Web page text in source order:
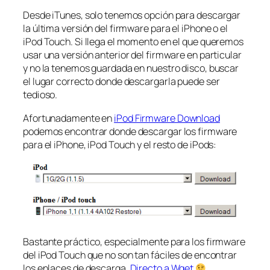
Desde iTunes, solo tenemos opción para descargar
la última versión del firmware para el iPhone o el
iPod Touch. Si llega el momento en el que queremos
usar una versión anterior del firmware en particular
y no la tenemos guardada en nuestro disco, buscar
el lugar correcto donde descargarla puede ser
tedioso.
Afortunadamente eniPod Firmware Download
podemos encontrar donde descargar los firmware
para el iPhone, iPod Touch y el resto de iPods:
Bastante práctico, especialmente para los firmware
del iPod Touch que no son tan fáciles de encontrar